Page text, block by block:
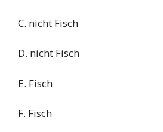
C. nicht Fisch
D. nicht Fisch
E. Fisch
F. Fisch